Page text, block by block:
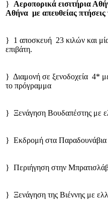
} Αεροπορικά εισιτήρια
Αθήνα με απευθείας πτήσεις
} 1 αποσκευή 23 κιλών και
επιβάτη.
} Διαμονή σε ξενοδοχεία 4*
το πρόγραμμα
} Ξενάγηση Βουδαπέστης με
} Εκδρομή στα Παραδουνάβια
} Περιήγηση στην
} Ξενάγηση της Βιέννης με